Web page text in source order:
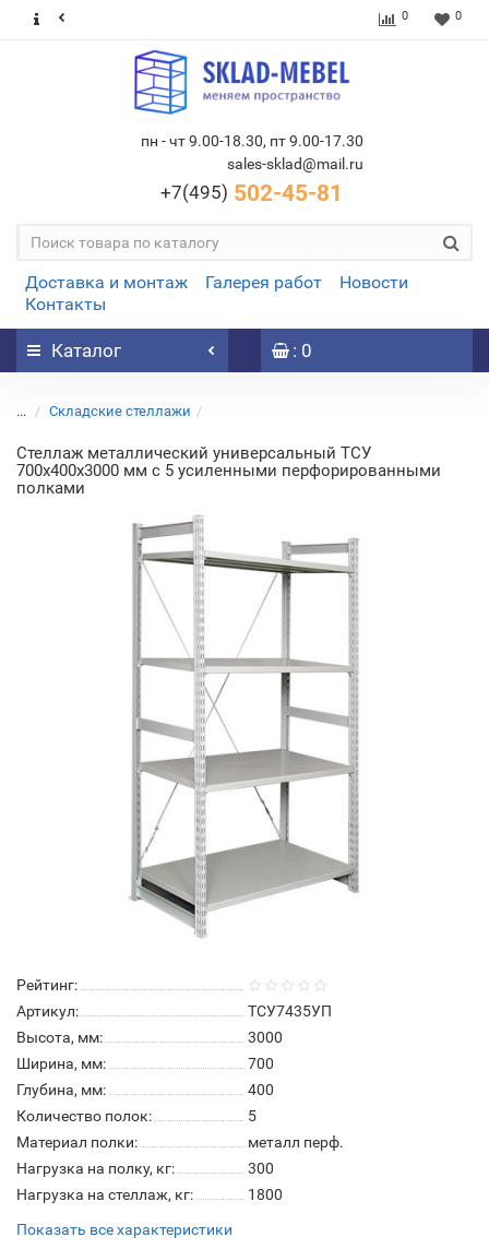
0 0
пн - чт 9.00-18.30, пт 9.00-17.30
sales-sklad@mail.ru
+7(495) 502-45-81
Доставка и монтаж Галерея работ
Новости
Контакты
Каталог : 0
... Складские стеллажи
Стеллаж металлический универсальный ТСУ
700х400х3000 мм с 5 усиленными перфорированными
полками
Рейтинг:
Артикул:
ТСУ7435УП
Высота, мм:
3000
Ширина, мм:
700
Глубина, мм:
400
Количество полок:
5
Материал полки:
металл перф.
Нагрузка на полку, кг:
300
Нагрузка на стеллаж, кг:
1800
Показать все характеристики